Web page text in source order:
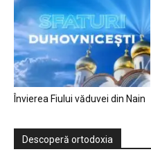
Învierea Fiului văduvei din Nain
Descoperă ortodoxia